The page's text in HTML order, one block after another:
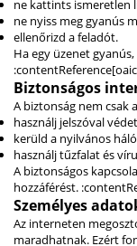
ne kattints ismeretlen
ne nyiss meg gyanús
ellenőrizd a feladót.
Ha egy üzenet
Biztonságos
A biztonság nem csak
használj jelszóval
kerüld a nyilvános
használj tűzfalat és
A biztonságos
hozzáférést.
Személyes
Az interneten
maradhatnak. Ezért